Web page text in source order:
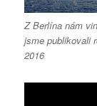
Z Berlína nám
jsme publikovali
2016